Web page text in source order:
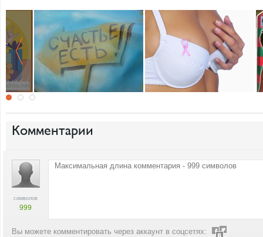
Комментарии
символов
999
Вы можете комментировать через аккаунт в соцсетях: